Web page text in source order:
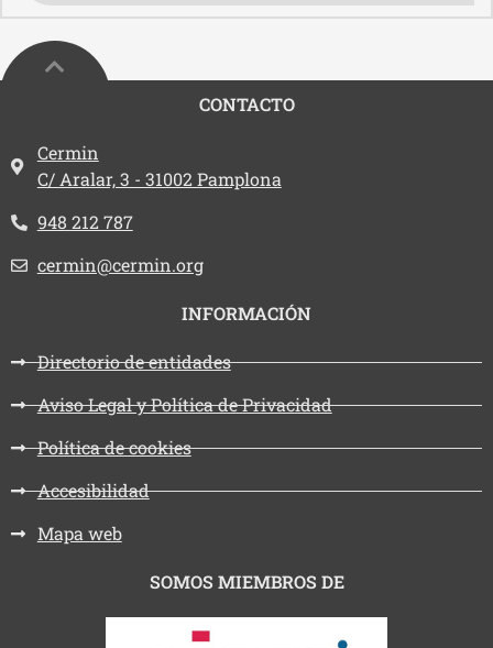
CONTACTO
Dirección:
Cermin
C/ Aralar, 3 - 31002 Pamplona
Teléfono:
948 212 787
Email:
cermin@cermin.org
INFORMACIÓN
Directorio de entidades
Aviso Legal y Política de Privacidad
Política de cookies
Accesibilidad
Mapa web
SOMOS MIEMBROS DE